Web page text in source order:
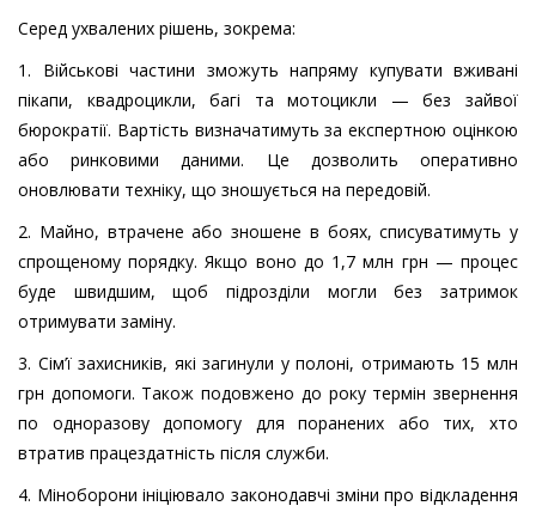
Серед ухвалених рішень, зокрема:
1. Військові частини зможуть напряму купувати вживані
пікапи, квадроцикли, багі та мотоцикли — без зайвої
бюрократії. Вартість визначатимуть за експертною оцінкою
або ринковими даними. Це дозволить оперативно
оновлювати техніку, що зношується на передовій.
2. Майно, втрачене або зношене в боях, списуватимуть у
спрощеному порядку. Якщо воно до 1,7 млн грн — процес
буде швидшим, щоб підрозділи могли без затримок
отримувати заміну.
3. Сім’ї захисників, які загинули у полоні, отримають 15 млн
грн допомоги. Також подовжено до року термін звернення
по одноразову допомогу для поранених або тих, хто
втратив працездатність після служби.
4. Міноборони ініціювало законодавчі зміни про відкладення